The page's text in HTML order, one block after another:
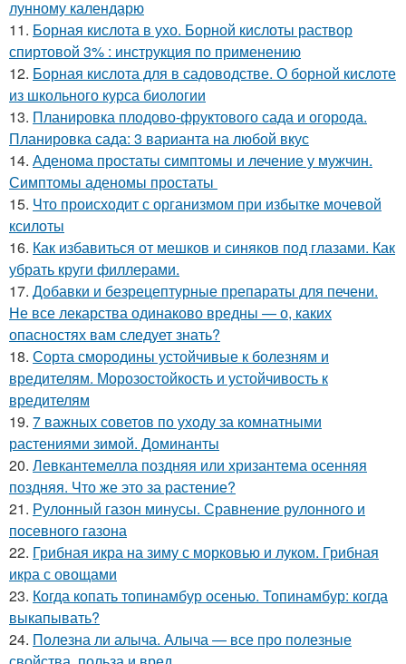
лунному календарю
11. Борная кислота в ухо. Борной кислоты раствор
спиртовой 3% : инструкция по применению
12. Борная кислота для в садоводстве. О борной кислоте
из школьного курса биологии
13. Планировка плодово-фруктового сада и огорода.
Планировка сада: 3 варианта на любой вкус
14. Аденома простаты симптомы и лечение у мужчин.
Симптомы аденомы простаты
15. Что происходит с организмом при избытке мочевой
ксилоты
16. Как избавиться от мешков и синяков под глазами. Как
убрать круги филлерами.
17. Добавки и безрецептурные препараты для печени.
Не все лекарства одинаково вредны — о, каких
опасностях вам следует знать?
18. Сорта смородины устойчивые к болезням и
вредителям. Морозостойкость и устойчивость к
вредителям
19. 7 важных советов по уходу за комнатными
растениями зимой. Доминанты
20. Левкантемелла поздняя или хризантема осенняя
поздняя. Что же это за растение?
21. Рулонный газон минусы. Сравнение рулонного и
посевного газона
22. Грибная икра на зиму с морковью и луком. Грибная
икра с овощами
23. Когда копать топинамбур осенью. Топинамбур: когда
выкапывать?
24. Полезна ли алыча. Алыча — все про полезные